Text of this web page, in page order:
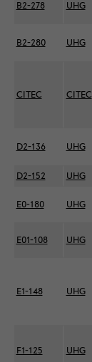
B2-278 UHG
B2-280 UHG
CITEC CITEC
D2-136 UHG
D2-152 UHG
E0-180 UHG
E01-108 UHG
E1-148 UHG
F1-125 UHG